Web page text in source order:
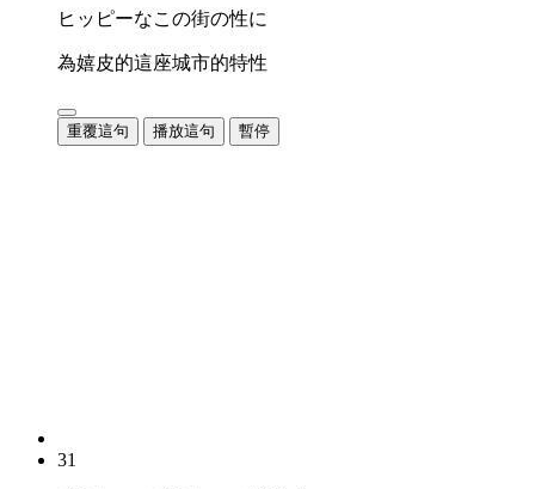
ヒッピーなこの街の性に
為嬉皮的這座城市的特性
重覆這句 播放這句 暫停
31